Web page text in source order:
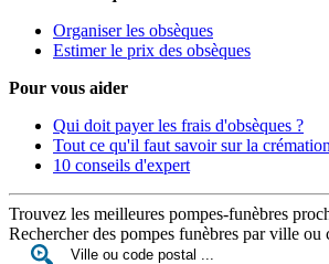
Organiser les obsèques
Estimer le prix des obsèques
Pour vous aider
Qui doit payer les frais d'obsèques ?
Tout ce qu'il faut savoir sur la crémation
10 conseils d'expert
Trouvez les meilleures pompes-funèbres
Rechercher des pompes funèbres par ville ou